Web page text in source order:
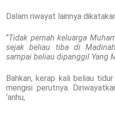
Dalam riwayat lainnya
“Tidak pernah keluarga
sejak beliau tiba di
sampai beliau dipanggil Yang
Bahkan, kerap kali beliau
mengisi perutnya.
‘anhu,